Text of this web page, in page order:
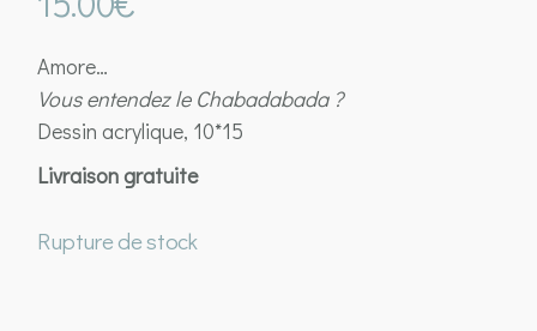
Amore…
Vous entendez le Chabadabada ?
Dessin acrylique, 10*15
Livraison gratuite
Rupture de stock